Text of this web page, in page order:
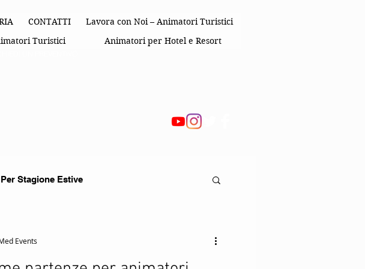
CONTATTI
Lavora con Noi – Animatori Turistici
Turistici Animatori per Hotel e Resort
Stagione Estive
Events